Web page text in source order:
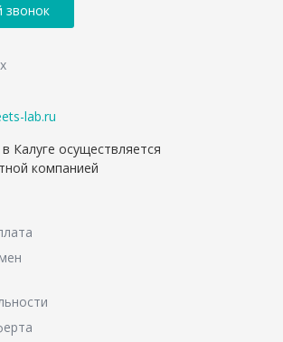
звонок
lab.ru
Калуге осуществляется
компанией